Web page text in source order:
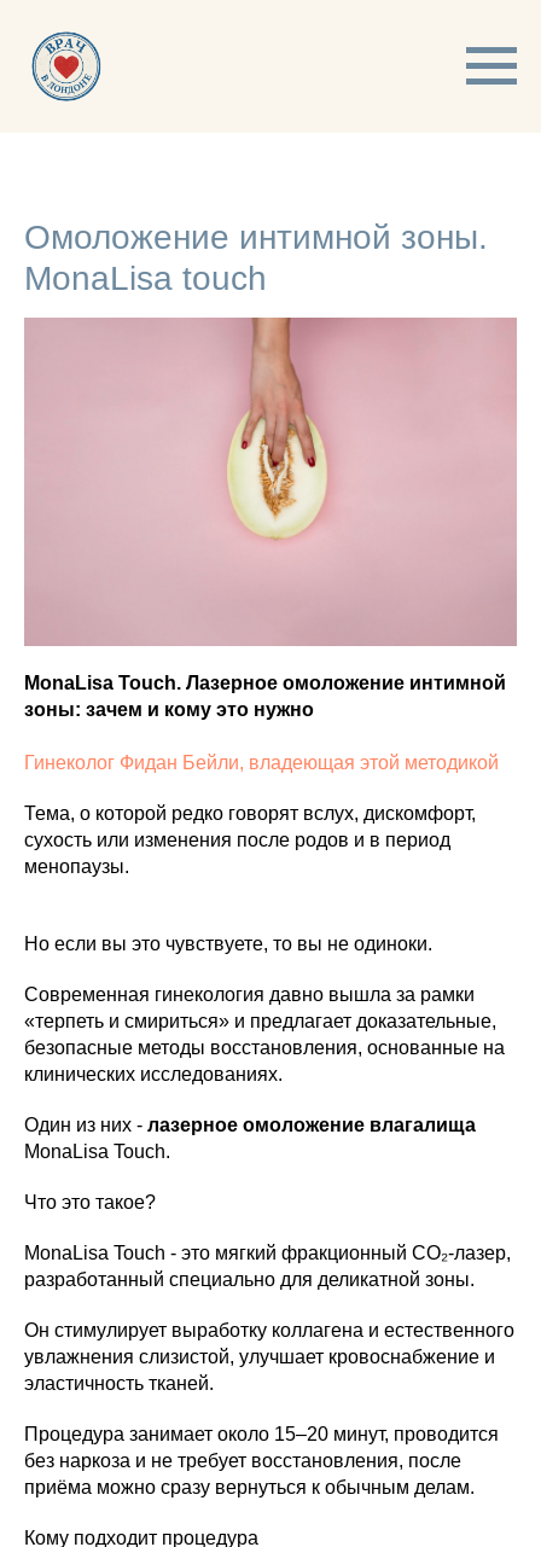
Омоложение интимной зоны.
MonaLisa touch
MonaLisa Touch. Лазерное омоложение интимной
зоны: зачем и кому это нужно
Гинеколог Фидан Бейли, владеющая этой методикой
Тема, о которой редко говорят вслух, дискомфорт,
сухость или изменения после родов и в период
менопаузы.
Но если вы это чувствуете, то вы не одиноки.
Современная гинекология давно вышла за рамки
«терпеть и смириться» и предлагает доказательные,
безопасные методы восстановления, основанные на
клинических исследованиях.
Один из них - лазерное омоложение влагалища
MonaLisa Touch.
Что это такое?
MonaLisa Touch - это мягкий фракционный СО₂-лазер,
разработанный специально для деликатной зоны.
Он стимулирует выработку коллагена и естественного
увлажнения слизистой, улучшает кровоснабжение и
эластичность тканей.
Процедура занимает около 15–20 минут, проводится
без наркоза и не требует восстановления, после
приёма можно сразу вернуться к обычным делам.
Кому подходит процедура